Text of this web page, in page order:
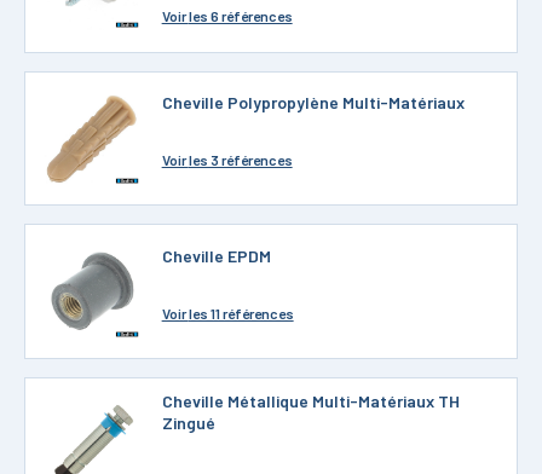
Voirles 6 références
Cheville Polypropylène Multi-Matériaux
Voirles 3 références
Cheville EPDM
Voirles 11 références
Cheville Métallique Multi-Matériaux TH
Zingué